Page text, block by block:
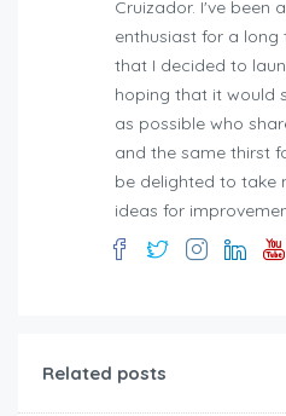
Cruizador. I've been
enthusiast for a long
that I decided to
hoping that it would
as possible who
and the same thirst
be delighted to take
ideas for
Related posts